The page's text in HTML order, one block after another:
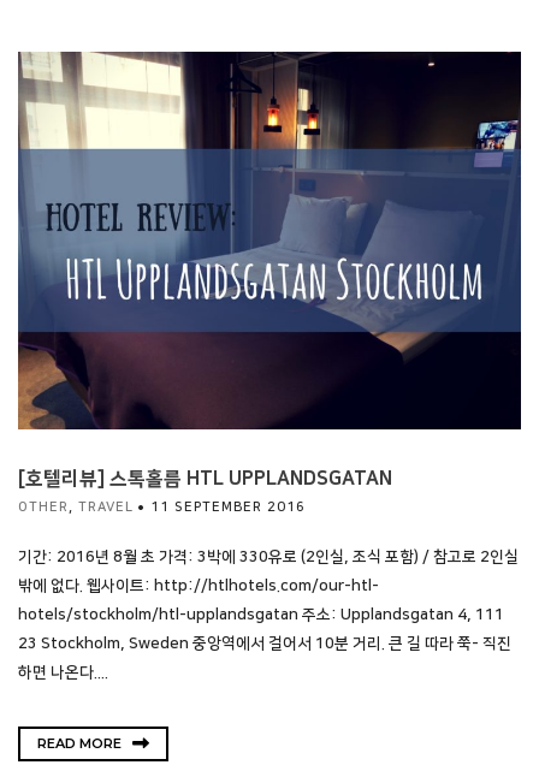
[호텔리뷰] 스톡홀름 HTL UPPLANDSGATAN
OTHER , TRAVEL 11 SEPTEMBER 2016
기간: 2016년 8월 초 가격: 3박에 330유로 (2인실, 조식 포함) / 참고로 2인실
밖에 없다. 웹사이트: http://htlhotels.com/our-htl-
hotels/stockholm/htl-upplandsgatan 주소: Upplandsgatan 4, 111
23 Stockholm, Sweden 중앙역에서 걸어서 10분 거리. 큰 길 따라 쭉- 직진
하면 나온다....
READ MORE